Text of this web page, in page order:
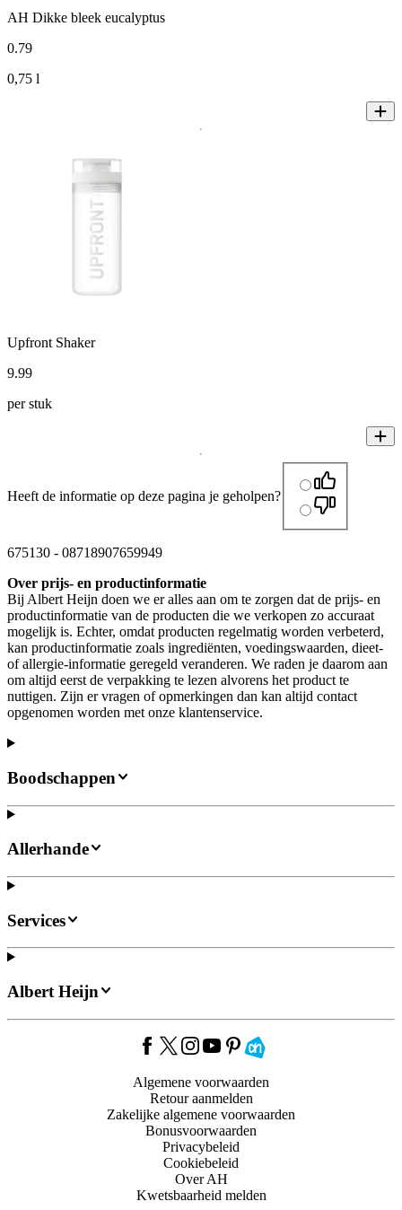
AH Dikke bleek eucalyptus
0.79
0,75 l
Upfront Shaker
9.99
per stuk
Heeft de informatie op deze pagina je geholpen?
675130 - 08718907659949
Over prijs- en productinformatie
Bij Albert Heijn doen we er alles aan om te zorgen dat de prijs- en
productinformatie van de producten die we verkopen zo accuraat
mogelijk is. Echter, omdat producten regelmatig worden verbeterd,
kan productinformatie zoals ingrediënten, voedingswaarden, dieet-
of allergie-informatie geregeld veranderen. We raden je daarom aan
om altijd eerst de verpakking te lezen alvorens het product te
nuttigen. Zijn er vragen of opmerkingen dan kan altijd contact
opgenomen worden met onze klantenservice.
Boodschappen
Allerhande
Services
Albert Heijn
Algemene voorwaarden
Retour aanmelden
Zakelijke algemene voorwaarden
Bonusvoorwaarden
Privacybeleid
Cookiebeleid
Over AH
Kwetsbaarheid melden